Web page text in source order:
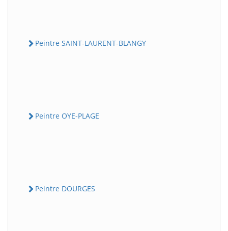
Peintre SAINT-LAURENT-BLANGY
Peintre OYE-PLAGE
Peintre DOURGES